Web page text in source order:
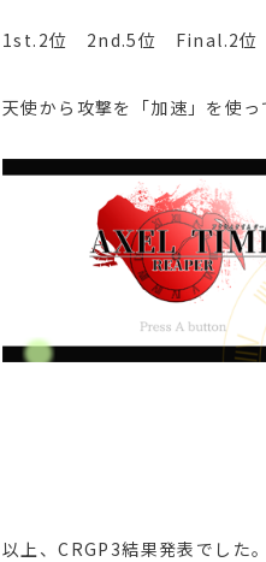
1st.2位 2nd.5位 Final.2位
天使から攻撃を「加速」を使
以上、CRGP3結果発表でした。